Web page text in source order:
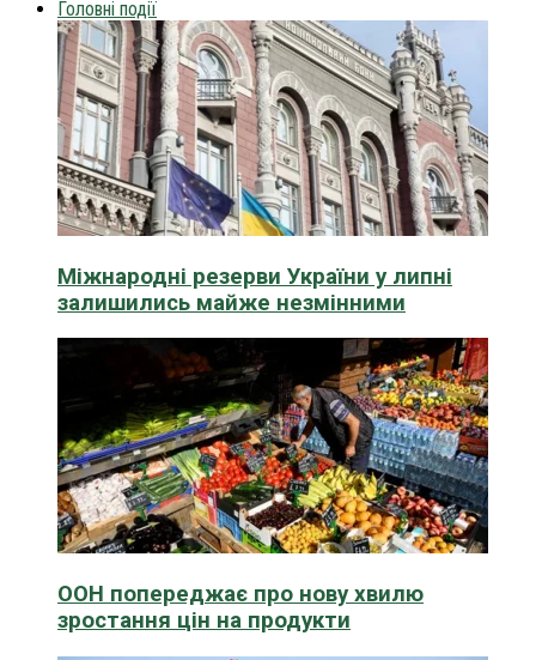
Головні події
Міжнародні резерви України у липні
залишились майже незмінними
ООН попереджає про нову хвилю
зростання цін на продукти